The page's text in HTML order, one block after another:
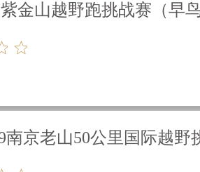
金山越野跑挑战赛（早
南京老山50公里国际越野